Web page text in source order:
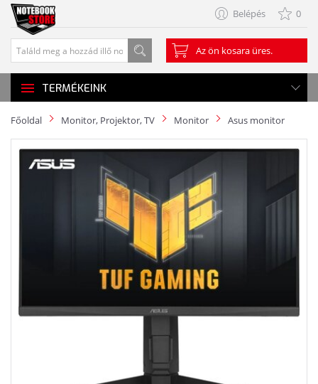
Belépés 0
Az ön kosara üres.
TERMÉKEINK
Főoldal Monitor, Projektor, TV Monitor Asus monitor